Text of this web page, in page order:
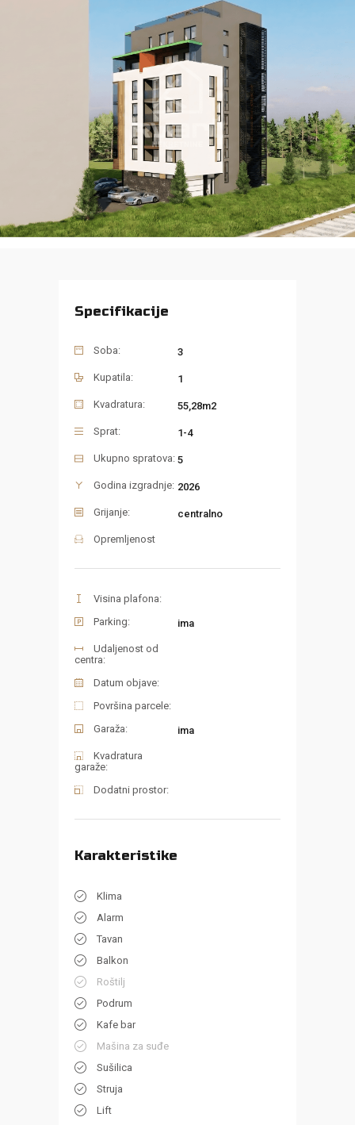
Specifikacije
Soba: 3
Kupatila: 1
Kvadratura: 55,28m2
Sprat: 1-4
Ukupno spratova: 5
Godina izgradnje: 2026
Grijanje: centralno
Opremljenost
Visina plafona:
Parking:
ima
Udaljenost od
centra:
Datum objave:
Površina parcele:
Garaža:
ima
Kvadratura
garaže:
Dodatni prostor:
Karakteristike
Klima
Alarm
Tavan
Balkon
Roštilj
Podrum
Kafe bar
Mašina za suđe
Sušilica
Struja
Lift